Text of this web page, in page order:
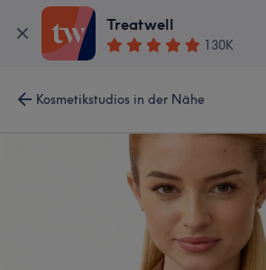
Treatwell
130K
Kosmetikstudios in der Nähe